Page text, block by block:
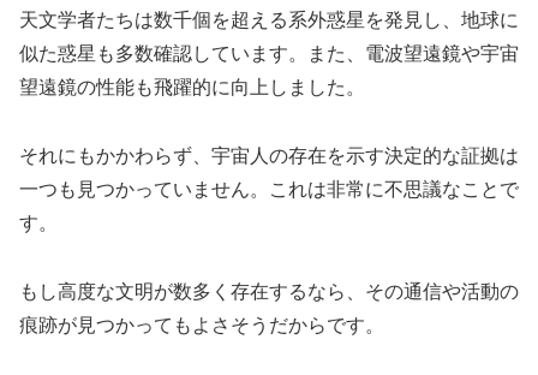
天文学者たちは数千個を超える系外惑星を発見し、地球に
似た惑星も多数確認しています。また、電波望遠鏡や宇宙
望遠鏡の性能も飛躍的に向上しました。
それにもかかわらず、宇宙人の存在を示す決定的な証拠は
一つも見つかっていません。これは非常に不思議なことで
す。
もし高度な文明が数多く存在するなら、その通信や活動の
痕跡が見つかってもよさそうだからです。